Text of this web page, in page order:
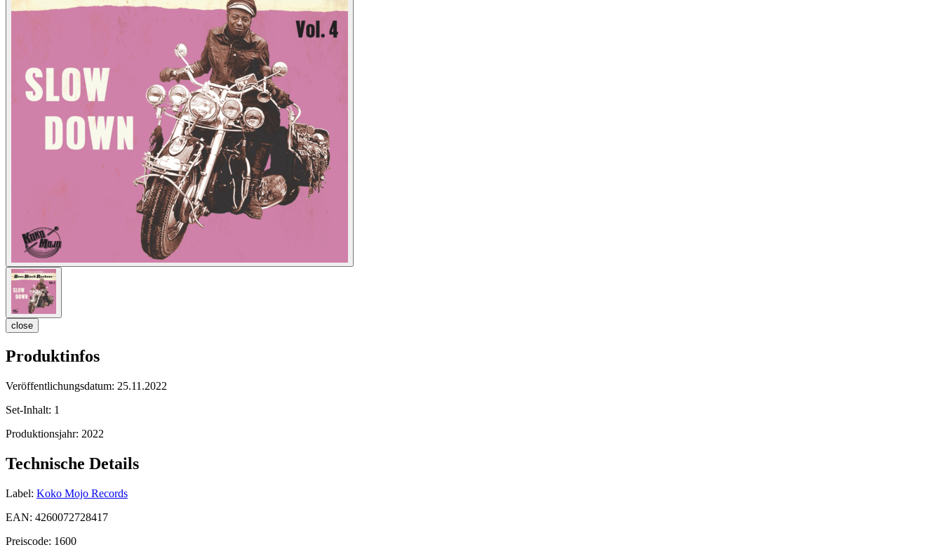
close
Produktinfos
Veröffentlichungsdatum: 25.11.2022
Set-Inhalt: 1
Produktionsjahr: 2022
Technische Details
Label: Koko Mojo Records
EAN: 4260072728417
Preiscode: 1600